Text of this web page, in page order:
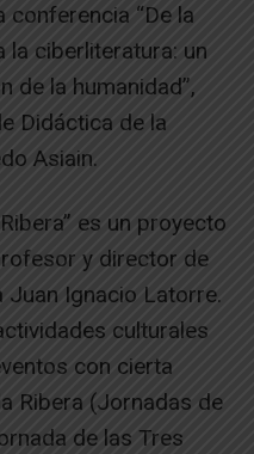
conferencia “De la
la ciberliteratura: un
de la humanidad”,
Didáctica de la
Asiain.
es un proyecto
y director de
Juan Ignacio Latorre.
culturales
con cierta
Ribera (Jornadas de
de las Tres